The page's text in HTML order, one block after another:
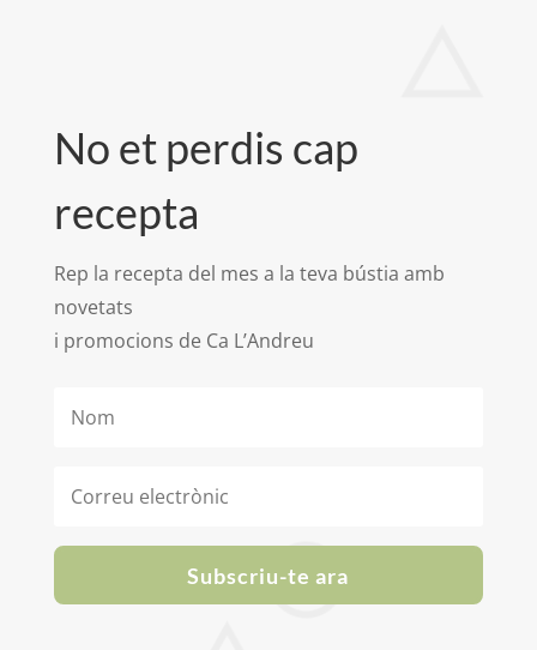
No et perdis cap
recepta
Rep la recepta del mes a la teva bústia amb
novetats
i promocions de Ca L’Andreu
Subscriu-te ara